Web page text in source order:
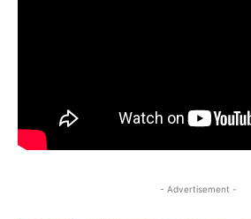
- Advertisement -